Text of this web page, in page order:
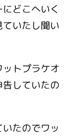
どこへいく
いたし聞い
トプラケオ
していたの
たのでワッ